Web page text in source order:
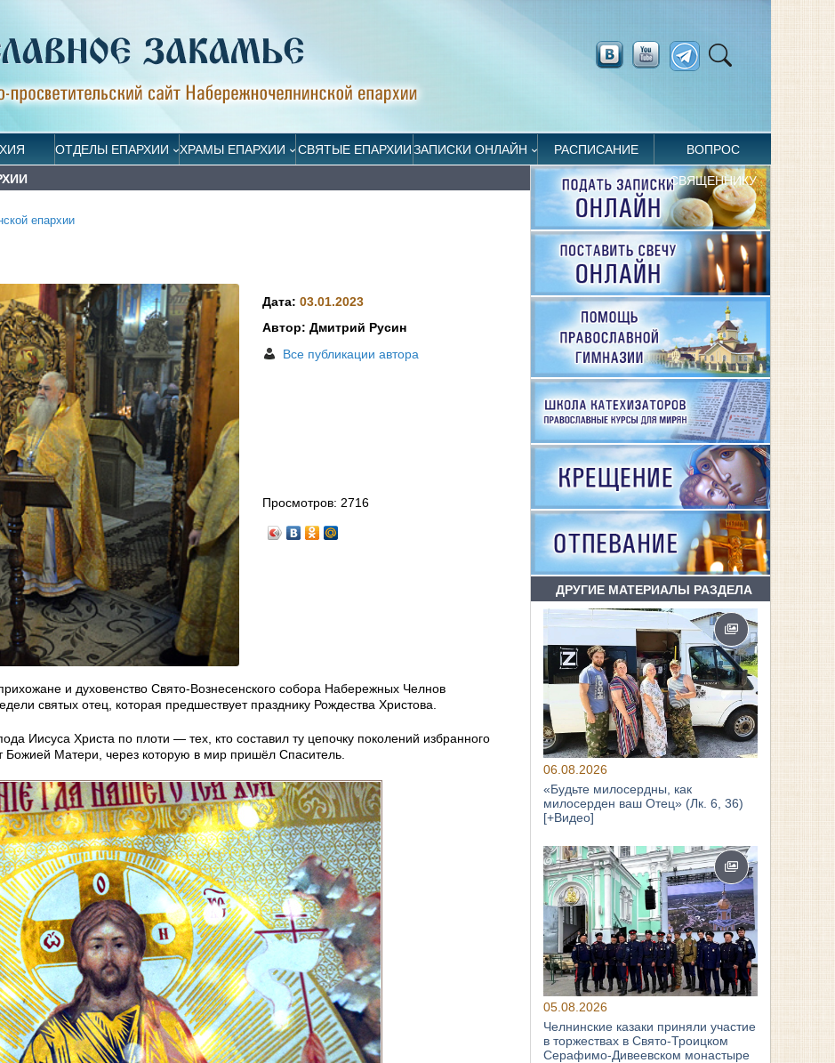
ОТДЕЛЫ ЕПАРХИИ ХРАМЫ ЕПАРХИИ СВЯТЫЕ ЕПАРХИИЗАПИСКИ ОНЛАЙН РАСПИСАНИЕ ВОПРОС
СВЯЩЕННИКУ
епархии
Дата:03.01.2023
Автор: Дмитрий Русин
Все публикации автора
Просмотров: 2716
и духовенство Свято-Вознесенского собора Набережных Челнов
святых отец, которая предшествует празднику Рождества Христова.
Иисуса Христа по плоти — тех, кто составил ту цепочку поколений избранного
Божией Матери, через которую в мир пришёл Спаситель.
ДРУГИЕ МАТЕРИАЛЫ РАЗДЕЛА
06.08.2026
«Будьте милосердны, как
милосерден ваш Отец» (Лк. 6, 36)
[+Видео]
05.08.2026
Челнинские казаки приняли участие
в торжествах в Свято‑Троицком
Серафимо‑Дивеевском монастыре